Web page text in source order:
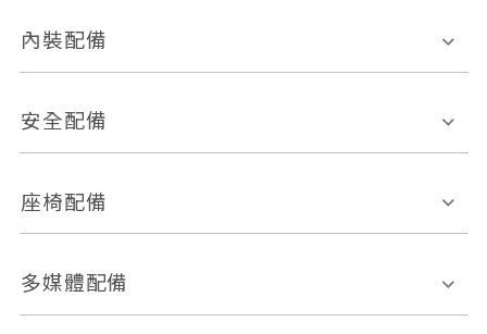
電動天窗
後視鏡方向指示燈
內裝配備
多功能方向盤
恆溫空調
安全配備
前座正面氣囊
ABS防鎖死
座椅配備
皮椅
多媒體配備